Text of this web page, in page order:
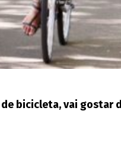
bicicleta, vai gostar